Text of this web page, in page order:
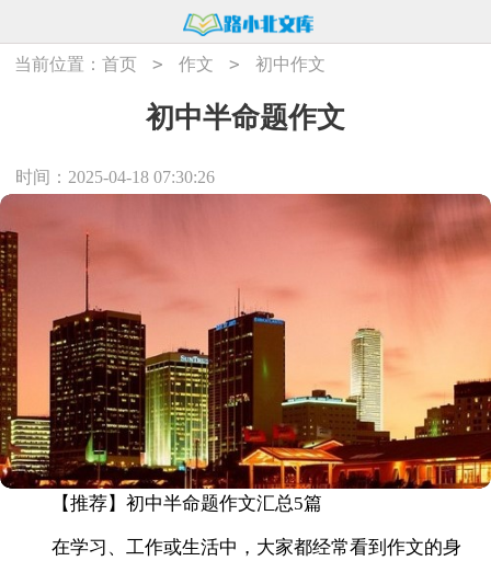
当前位置：首页 > 作文 > 初中作文
初中半命题作文
时间：2025-04-18 07:30:26
【推荐】初中半命题作文汇总5篇
在学习、工作或生活中，大家都经常看到作文的身